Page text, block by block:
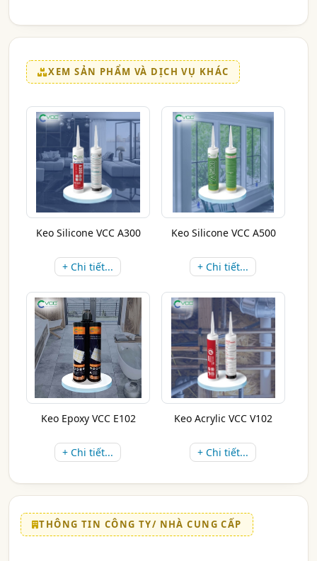
XEM SẢN PHẨM VÀ DỊCH VỤ KHÁC
Keo Silicone VCC A300
+ Chi tiết...
Keo Silicone VCC A500
+ Chi tiết...
Keo Epoxy VCC E102
+ Chi tiết...
Keo Acrylic VCC V102
+ Chi tiết...
THÔNG TIN CÔNG TY/ NHÀ CUNG CẤP